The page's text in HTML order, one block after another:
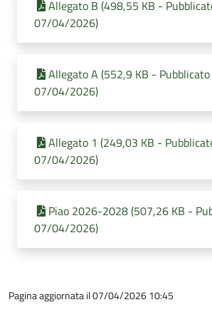
Allegato B (498,55 KB -
07/04/2026)
Allegato A (552,9 KB -
07/04/2026)
Allegato 1 (249,03 KB -
07/04/2026)
Piao 2026-2028 (507,26 KB -
07/04/2026)
Pagina aggiornata il 07/04/2026 10:45